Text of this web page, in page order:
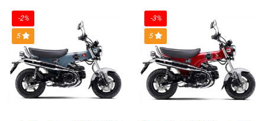
bao
nhiêu
lít
-2%
5
-3%
5